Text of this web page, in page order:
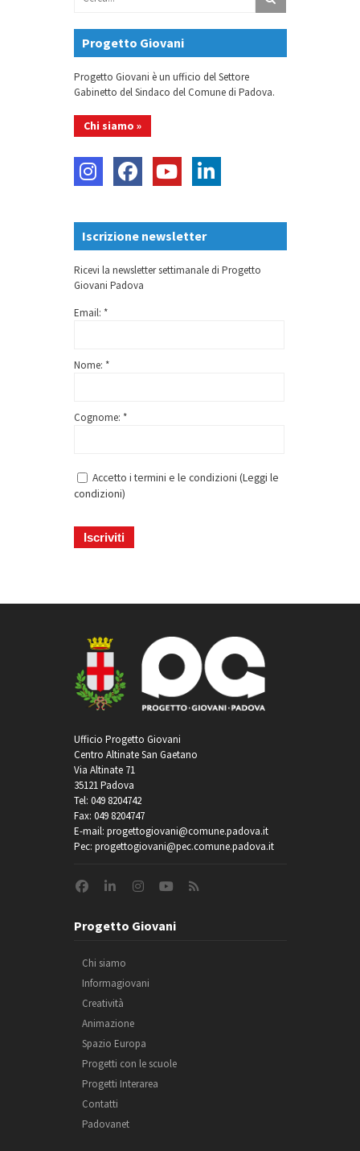
Progetto Giovani
Progetto Giovani è un ufficio del Settore
Gabinetto del Sindaco del Comune di Padova.
Chi siamo »
Iscrizione newsletter
Ricevi la newsletter settimanale di Progetto
Giovani Padova
Email: *
Nome: *
Cognome: *
Accetto i termini e le condizioni (Leggi le
condizioni)
Ufficio Progetto Giovani
Centro Altinate San Gaetano
Via Altinate 71
35121 Padova
Tel: 049 8204742
Fax: 049 8204747
E-mail: progettogiovani@comune.padova.it
Pec: progettogiovani@pec.comune.padova.it
Progetto Giovani
Chi siamo
Informagiovani
Creatività
Animazione
Spazio Europa
Progetti con le scuole
Progetti Interarea
Contatti
Padovanet